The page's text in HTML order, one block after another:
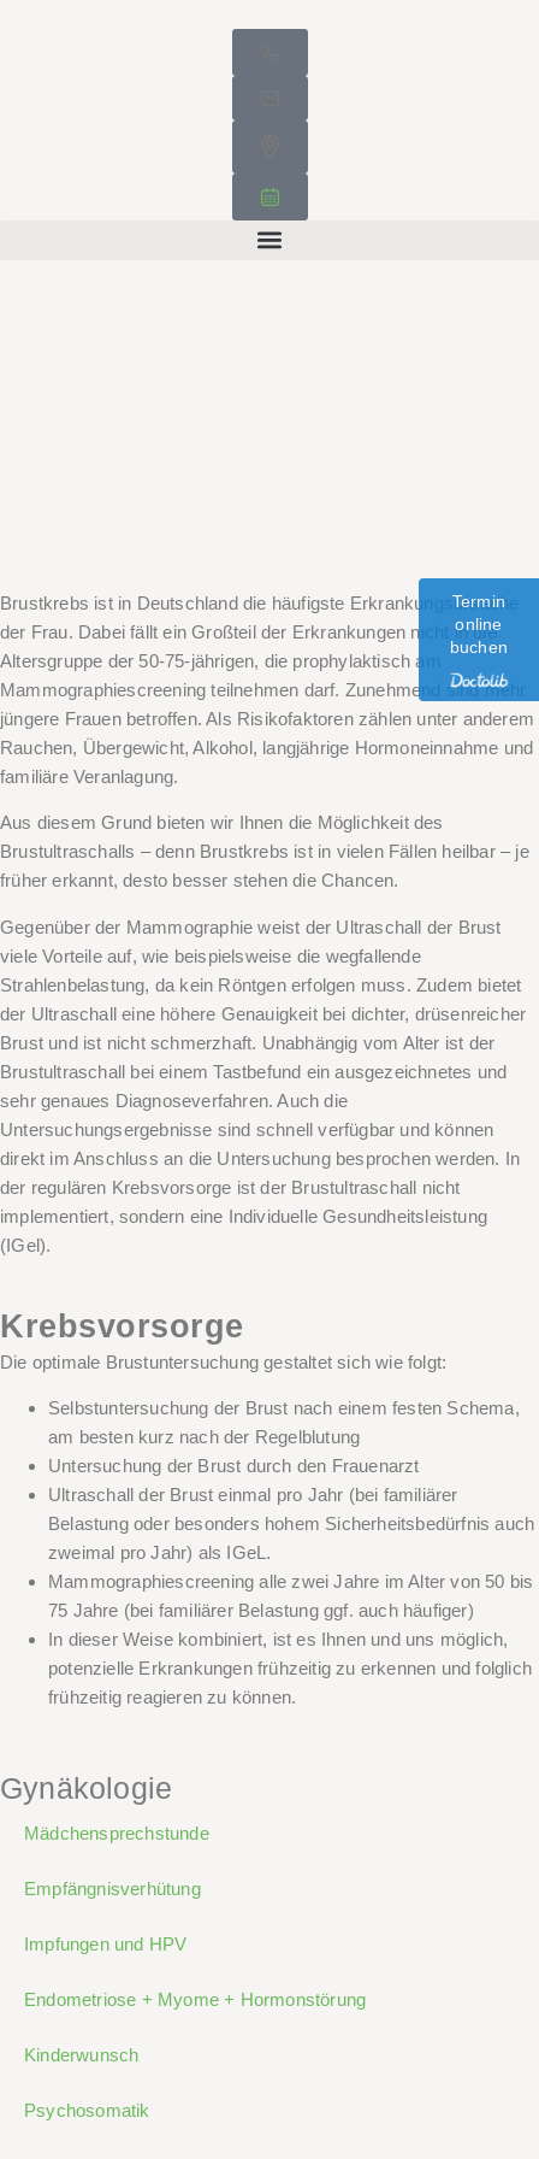
Brustkrebs ist in Deutschland die häufigste Erkrankungsursache
der Frau. Dabei fällt ein Großteil der Erkrankungen nicht in die
Altersgruppe der 50-75-jährigen, die prophylaktisch am
Mammographiescreening teilnehmen darf. Zunehmend sind mehr
jüngere Frauen betroffen. Als Risikofaktoren zählen unter anderem
Rauchen, Übergewicht, Alkohol, langjährige Hormoneinnahme und
familiäre Veranlagung.
Aus diesem Grund bieten wir Ihnen die Möglichkeit des
Brustultraschalls – denn Brustkrebs ist in vielen Fällen heilbar – je
früher erkannt, desto besser stehen die Chancen.
Gegenüber der Mammographie weist der Ultraschall der Brust
viele Vorteile auf, wie beispielsweise die wegfallende
Strahlenbelastung, da kein Röntgen erfolgen muss. Zudem bietet
der Ultraschall eine höhere Genauigkeit bei dichter, drüsenreicher
Brust und ist nicht schmerzhaft. Unabhängig vom Alter ist der
Brustultraschall bei einem Tastbefund ein ausgezeichnetes und
sehr genaues Diagnoseverfahren. Auch die
Untersuchungsergebnisse sind schnell verfügbar und können
direkt im Anschluss an die Untersuchung besprochen werden. In
der regulären Krebsvorsorge ist der Brustultraschall nicht
implementiert, sondern eine Individuelle Gesundheitsleistung
(IGel).
Krebsvorsorge
Die optimale Brustuntersuchung gestaltet sich wie folgt:
Selbstuntersuchung der Brust nach einem festen Schema,
am besten kurz nach der Regelblutung
Untersuchung der Brust durch den Frauenarzt
Ultraschall der Brust einmal pro Jahr (bei familiärer
Belastung oder besonders hohem Sicherheitsbedürfnis auch
zweimal pro Jahr) als IGeL.
Mammographiescreening alle zwei Jahre im Alter von 50 bis
75 Jahre (bei familiärer Belastung ggf. auch häufiger)
In dieser Weise kombiniert, ist es Ihnen und uns möglich,
potenzielle Erkrankungen frühzeitig zu erkennen und folglich
frühzeitig reagieren zu können.
Gynäkologie
Mädchensprechstunde
Empfängnisverhütung
Impfungen und HPV
Endometriose + Myome + Hormonstörung
Kinderwunsch
Psychosomatik
Termin
online
buchen